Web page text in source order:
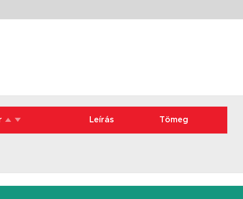
Leírás Tömeg